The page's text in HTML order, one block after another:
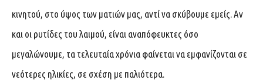
κινητού, στο ύψος των ματιών μας, αντί να σκύβουμε εμείς. Αν
και οι ρυτίδες του λαιμού, είναι αναπόφευκτες όσο
μεγαλώνουμε, τα τελευταία χρόνια φαίνεται να εμφανίζονται σε
νεότερες ηλικίες, σε σχέση με παλιότερα.